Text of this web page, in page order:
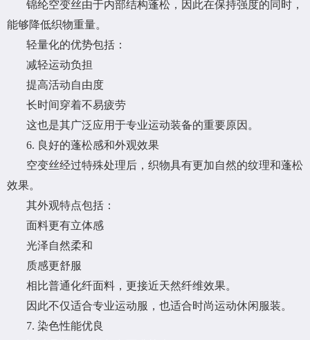
锦纶空变丝由于内部结构蓬松，因此在保持强度的同时，
能够降低织物重量。
轻量化的优势包括：
减轻运动负担
提高活动自由度
长时间穿着不易疲劳
这也是其广泛应用于专业运动装备的重要原因。
6. 良好的蓬松感和外观效果
空变丝经过特殊处理后，织物具有更加自然的纹理和蓬松
效果。
其外观特点包括：
面料更有立体感
光泽自然柔和
质感更舒服
相比普通化纤面料，更接近天然纤维效果。
因此不仅适合专业运动服，也适合时尚运动休闲服装。
7. 染色性能优良